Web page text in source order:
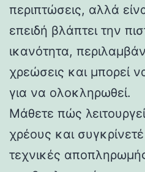
περιπτώσεις, αλλά
επειδή βλάπτει την
ικανότητα,
χρεώσεις και μπορεί
για να ολοκληρωθεί.
Μάθετε πώς
χρέους και
τεχνικές